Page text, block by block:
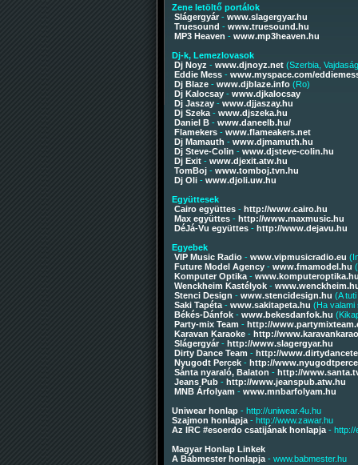
Zene letöltő portálok
Slágergyár - www.slagergyar.hu
Truesound - www.truesound.hu
MP3 Heaven - www.mp3heaven.hu
Dj-k, Lemezlovasok
Dj Noyz - www.djnoyz.net (Szerbia,
Eddie Mess - www.myspace.com/
Dj Blaze - www.djblaze.info (Ro)
Dj Kalocsay - www.djkalocsay
Dj Jaszay - www.djjaszay.hu
Dj Szeka - www.djszeka.hu
Daniel B - www.daneelb.hu/
Flamekers - www.flameakers.net
Dj Mamauth - www.djmamuth.hu
Dj Steve-Colin - www.djsteve-colin.hu
Dj Exit - www.djexit.atw.hu
TomBoj - www.tomboj.tvn.hu
Dj Oli - www.djoli.uw.hu
Együttesek
Cairo együttes - http://www.cairo.hu
Max együttes - http://www.maxmusic.hu
DéJá-Vu együttes - http://www.dejavu.hu
Egyebek
VIP Music Radio - www.vipmusicradio.eu
Future Model Agency - www.fmamodel.hu
Komputer Optika -
Wenckheim Kastélyok -
Stenci Design - www.stencidesign.hu (A
Saki Tapéta - www.sakitapeta.hu (Ha valami
Békés-Dánfok - www.bekesdanfok.hu
Party-mix Team - http://
Karavan Karaoke - http://
Slágergyár - http://www.slagergyar.hu
Dirty Dance Team - http://
Nyugodt Percek - http://
Sánta nyaraló, Balaton - http://
Jeans Pub - http://www.jeanspub.atw.hu
MNB Árfolyam - www.mnbarfolyam.hu
Uniwear honlap - http://uniwear.4u.hu
Szajmon honlapja - http://www.zawar.hu
Az IRC #esoerdo csatijának honlapja - http://
Magyar Honlap Linkek
A Bábmester honlapja - www.babmester.hu